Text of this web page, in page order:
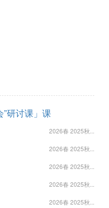
研讨课」课
2026春 2025秋...
2026春 2025秋...
2026春 2025秋...
2026春 2025秋...
2026春 2025秋...